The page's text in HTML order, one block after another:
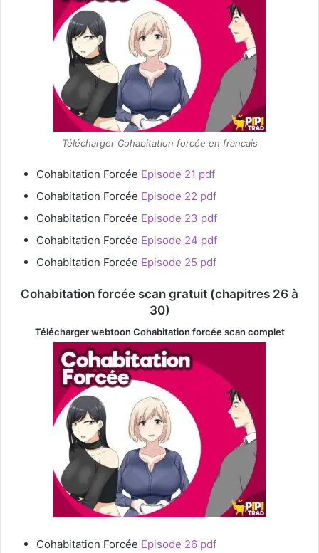
Télécharger Cohabitation forcée en francais
Cohabitation Forcée Episode 21 pdf
Cohabitation Forcée Episode 22 pdf
Cohabitation Forcée Episode 23 pdf
Cohabitation Forcée Episode 24 pdf
Cohabitation Forcée Episode 25 pdf
Cohabitation forcée scan gratuit (chapitres 26 à
30)
Télécharger webtoon Cohabitation forcéescan complet
Cohabitation Forcée Episode 26 pdf